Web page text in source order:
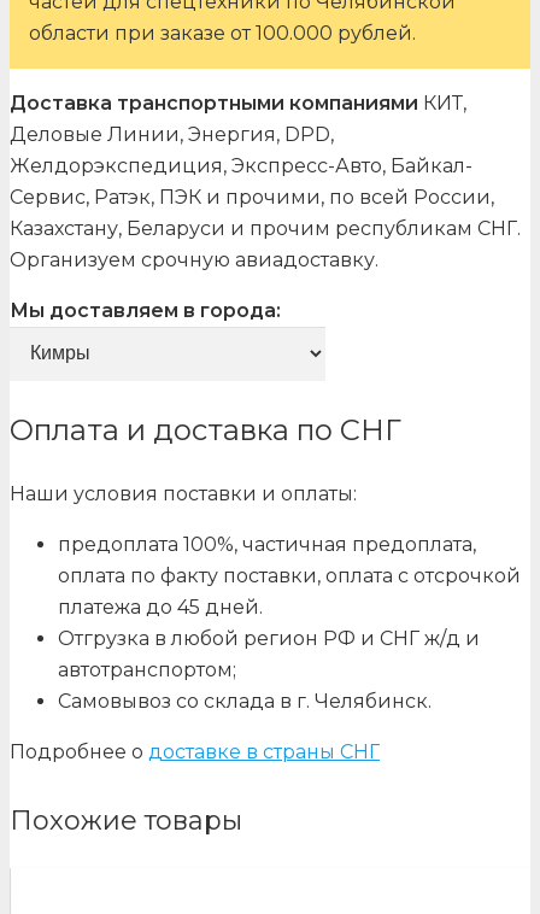
области при заказе от 100.000 рублей.
Доставка транспортными компаниями КИТ,
Деловые Линии, Энергия, DPD,
Желдорэкспедиция, Экспресс-Авто, Байкал-
Сервис, Ратэк, ПЭК и прочими, по всей России,
Казахстану, Беларуси и прочим республикам СНГ.
Организуем срочную авиадоставку.
Мы доставляем в города:
Оплата и доставка по СНГ
Наши условия поставки и оплаты:
предоплата 100%, частичная предоплата,
оплата по факту поставки, оплата с отсрочкой
платежа до 45 дней.
Отгрузка в любой регион РФ и СНГ ж/д и
автотранспортом;
Самовывоз со склада в г. Челябинск.
Подробнее о доставке в страны СНГ
Похожие товары